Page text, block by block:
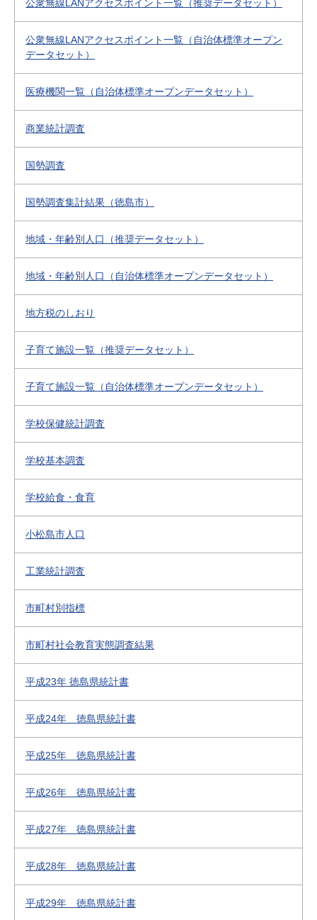
公衆無線LANアクセスポイント一覧（推奨データセット）
公衆無線LANアクセスポイント一覧（自治体標準オープン
データセット）
医療機関一覧（自治体標準オープンデータセット）
商業統計調査
国勢調査
国勢調査集計結果（徳島市）
地域・年齢別人口（推奨データセット）
地域・年齢別人口（自治体標準オープンデータセット）
地方税のしおり
子育て施設一覧（推奨データセット）
子育て施設一覧（自治体標準オープンデータセット）
学校保健統計調査
学校基本調査
学校給食・食育
小松島市人口
工業統計調査
市町村別指標
市町村社会教育実態調査結果
平成23年 徳島県統計書
平成24年 徳島県統計書
平成25年 徳島県統計書
平成26年 徳島県統計書
平成27年 徳島県統計書
平成28年 徳島県統計書
平成29年 徳島県統計書